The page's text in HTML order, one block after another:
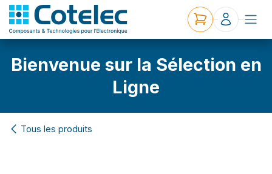
Bienvenue sur la Sélection en
Ligne
Tous les produits